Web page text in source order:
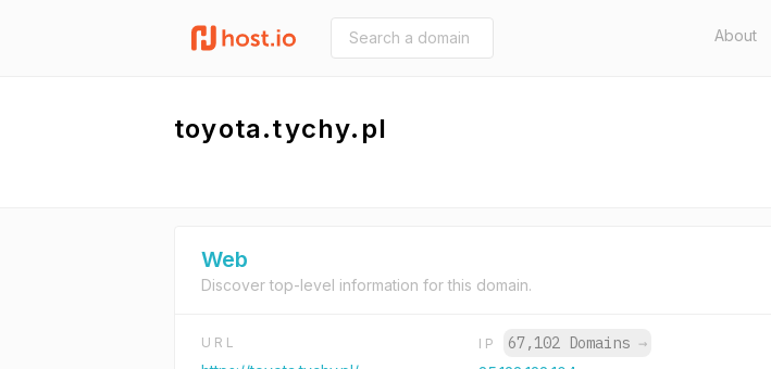
About
toyota.tychy.pl
Web
Discover top-level information for this domain.
URL IP 67,102 Domains →